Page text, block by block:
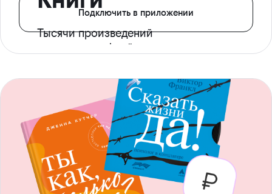
Тысячи произведений
с доступом офлайн
Подключить в приложении